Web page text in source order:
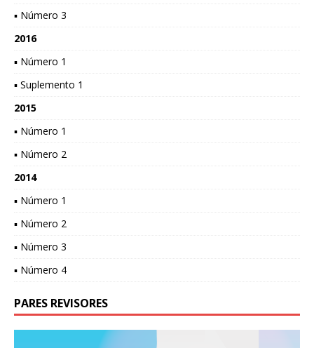
▪ Número 3
2016
▪ Número 1
▪ Suplemento 1
2015
▪ Número 1
▪ Número 2
2014
▪ Número 1
▪ Número 2
▪ Número 3
▪ Número 4
PARES REVISORES